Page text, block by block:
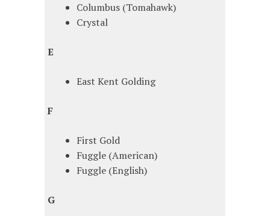
Columbus (Tomahawk)
Crystal
E
East Kent Golding
F
First Gold
Fuggle (American)
Fuggle (English)
G